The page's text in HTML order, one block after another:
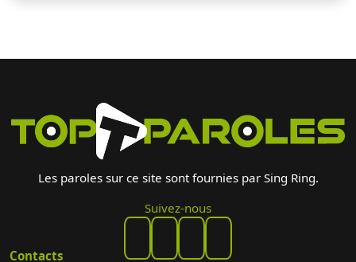
Les paroles sur ce site sont fournies par Sing Ring.
Suivez-nous
Contacts